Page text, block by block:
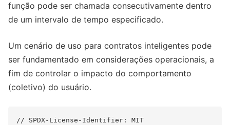
função pode ser chamada consecutivamente dentro
de um intervalo de tempo especificado.
Um cenário de uso para contratos inteligentes pode
ser fundamentado em considerações operacionais, a
fim de controlar o impacto do comportamento
(coletivo) do usuário.
// SPDX-License-Identifier: MIT